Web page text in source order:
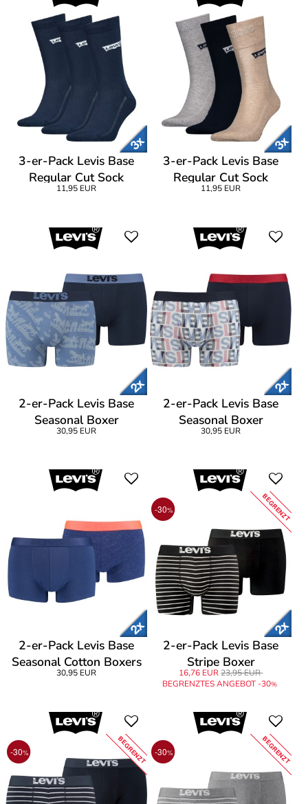
3-er-Pack Levis Base
Regular Cut Sock
11,95 EUR
3-er-Pack Levis Base
Regular Cut Sock
11,95 EUR
2-er-Pack Levis Base
Seasonal Boxer
30,95 EUR
2-er-Pack Levis Base
Seasonal Boxer
30,95 EUR
2-er-Pack Levis Base
Seasonal Cotton Boxers
30,95 EUR
-30% BEGRENZT
2-er-Pack Levis Base
Stripe Boxer
16,76 EUR 23,95 EUR
BEGRENZTES ANGEBOT -30%
-30% BEGRENZT -30% BEGRENZT